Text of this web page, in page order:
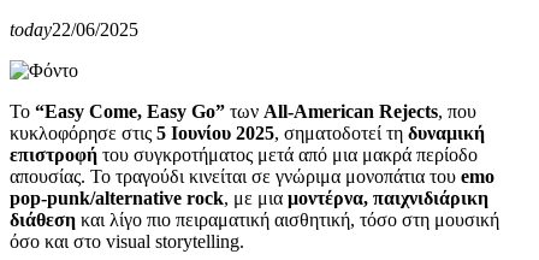
today22/06/2025
Το “Easy Come, Easy Go” των All-American Rejects, που
κυκλοφόρησε στις 5 Ιουνίου 2025, σηματοδοτεί τη δυναμική
επιστροφή του συγκροτήματος μετά από μια μακρά περίοδο
απουσίας. Το τραγούδι κινείται σε γνώριμα μονοπάτια του emo
pop-punk/alternative rock, με μια μοντέρνα, παιχνιδιάρικη
διάθεση και λίγο πιο πειραματική αισθητική, τόσο στη μουσική
όσο και στο visual storytelling.